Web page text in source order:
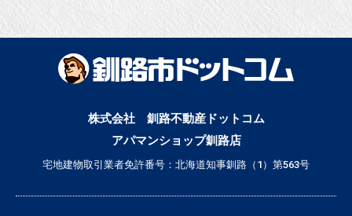
株式会社 釧路不動産ドットコム
アパマンショップ釧路店
宅地建物取引業者免許番号：北海道知事釧路（1）第563号